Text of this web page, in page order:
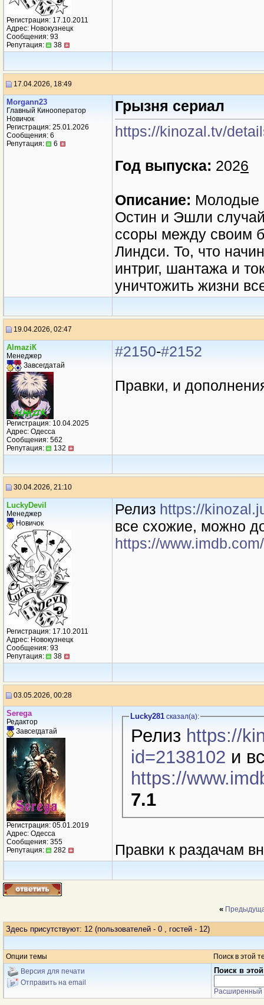
Регистрация: 17.10.2011
Адрес: Новокузнецк
Сообщения: 93
Репутация:
38
17.04.2026, 18:49
Morgann23
Главный Кинооператор
Новичок
Регистрация: 25.01.2026
Сообщения: 6
Репутация:
6
Грызня сериал
https://kinozal.tv/
Год выпуска: 2026
Описание: Молодые
Остин и Эшли
ссоры между своим
Линдси. То, что
интриг, шантажа и
уничтожить жизни
19.04.2026, 02:47
AlmaziК
Менеджер
Завсегдатай
Регистрация: 10.04.2025
Адрес: Одесса
Сообщения: 562
Репутация:
132
#2150-#2152
Правки, и
30.04.2026, 21:10
LuckyDevil
Менеджер
Новичок
Регистрация: 17.10.2011
Адрес: Новокузнецк
Сообщения: 93
Репутация:
38
Релиз https://
все схожие, можно
https://
03.05.2026, 00:28
Seregа
Редактор
Завсегдатай
Регистрация: 05.01.2019
Адрес: Одесса
Сообщения: 355
Репутация:
282
Lucky281сказал(a):
Релиз https://
id=2138102 и
https://
7.1
Правки к раздачам
«
Здесь присутствуют: 12 (пользователей - 0 , гостей - 12)
Опции темы
Поиск в этой
Версия для печати
Отправить на email
Поиск в
Расширенный